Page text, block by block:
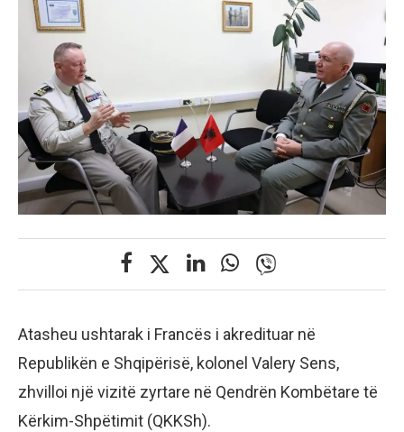
Atasheu ushtarak i Francës i akredituar në
Republikën e Shqipërisë, kolonel Valery Sens,
zhvilloi një vizitë zyrtare në Qendrën Kombëtare të
Kërkim-Shpëtimit (QKKSh).